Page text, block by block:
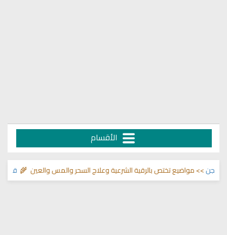
الأقسام
قناة وشفاءمواضيع تختص بالرقية الشرعية وعلاج السحر والمس والعين 🌾